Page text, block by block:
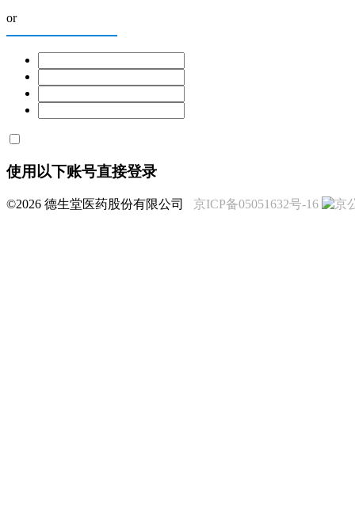
or
使用以下账号直接登录
©2026 德生堂医药股份有限公司 京ICP备05051632号-16 京